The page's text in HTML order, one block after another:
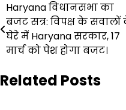
Post
navigation
Haryana विधानसभा का
बजट सत्र: विपक्ष के
घेरे में Haryana सरकार, 17
मार्च को पेश होगा बजट।
Related Posts